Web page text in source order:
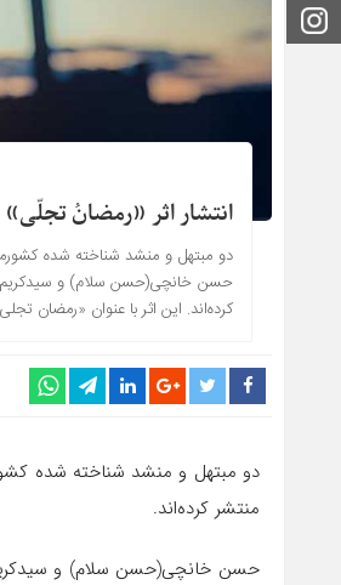
انتشار اثر «رمضانُ
دو مبتهل و منشد شناخته شده
حسن خانچی(حسن سلام) و سیدکریم
کرده‌اند. این اثر با عنوان «رمضان
دو مبتهل و منشد شناخته شده
منتشر کرده‌اند.
حسن خانچی(حسن سلام) و سیدکریم